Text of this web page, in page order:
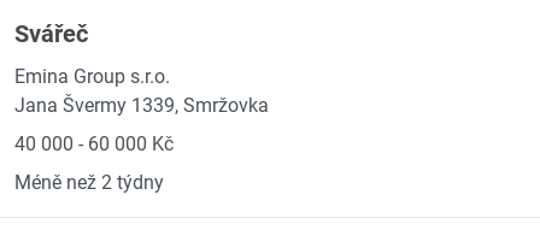
Svářeč
Emina Group s.r.o.
Jana Švermy 1339, Smržovka
40 000 - 60 000 Kč
Méně než 2 týdny